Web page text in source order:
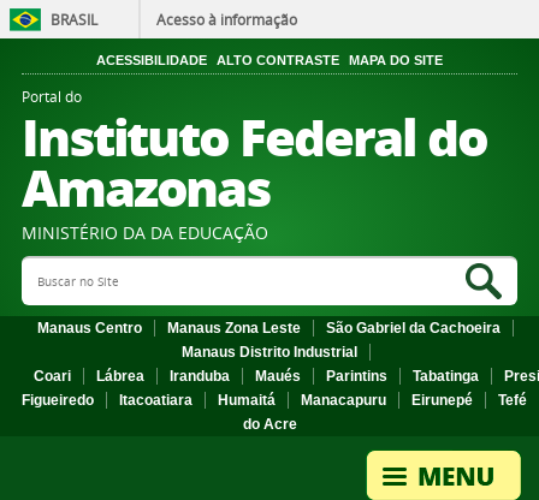
BRASIL Acesso à informação
ACESSIBILIDADE ALTO CONTRASTE MAPA DO SITE
Portal do
Instituto Federal do
Amazonas
MINISTÉRIO DA DA EDUCAÇÃO
Search Site
Manaus Centro Manaus Zona Leste
São Gabriel da Cachoeira
Manaus Distrito Industrial
Coari
Lábrea Iranduba Maués Parintins Tabatinga
Figueiredo
Itacoatiara Humaitá Manacapuru Eirunepé
Tefé
do Acre